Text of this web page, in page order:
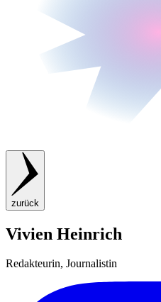
zurück
Vivien Heinrich
Redakteurin, Journalistin